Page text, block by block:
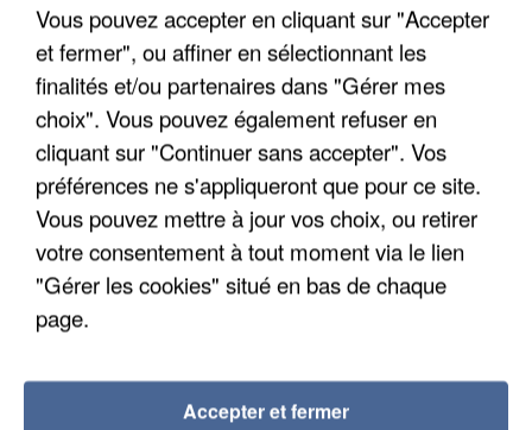
LES DONNÉES DE 300 000 CLIENTS DÉROBÉES À
INTERMARCHÉ APRÈS UNE...
Vous pouvez accepter en cliquant sur "Accepter
et fermer", ou affiner en sélectionnant les
finalités et/ou partenaires dans "Gérer mes
choix". Vous pouvez également refuser en
cliquant sur "Continuer sans accepter". Vos
préférences ne s'appliqueront que pour ce site.
Vous pouvez mettre à jour vos choix, ou retirer
votre consentement à tout moment via le lien
"Gérer les cookies" situé en bas de chaque
page.
Accepter et fermer